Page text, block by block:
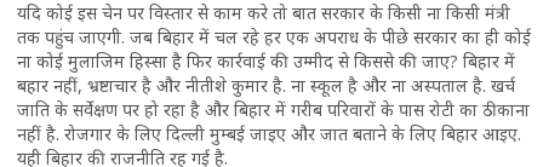
यदि कोई इस चेन पर विस्तार से काम करे तो बात सरकार के किसी ना किसी मंत्री
तक पहुंच जाएगी. जब बिहार में चल रहे हर एक अपराध के पीछे सरकार का ही कोई
ना कोई मुलाजिम हिस्सा है फिर कार्रवाई की उम्मीद से किससे की जाए? बिहार में
बहार नहीं, भ्रष्टाचार है और नीतीशे कुमार है. ना स्कूल है और ना अस्पताल है. खर्च
जाति के सर्वेक्षण पर हो रहा है और बिहार में गरीब परिवारों के पास रोटी का ठीकाना
नहीं है. रोजगार के लिए दिल्ली मुम्बई जाइए और जात बताने के लिए बिहार आइए.
यही बिहार की राजनीति रह गई है.